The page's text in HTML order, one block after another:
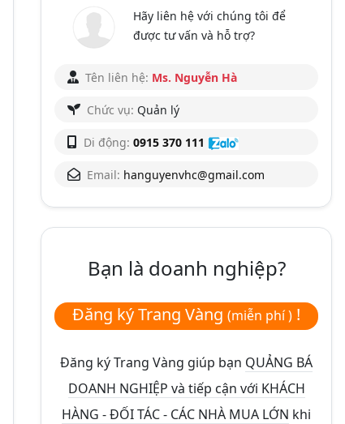
Hãy liên hệ với chúng tôi để
được tư vấn và hỗ trợ?
Tên liên hệ: Ms. Nguyễn Hà
Chức vụ: Quản lý
Di động: 0915 370 111
Email: hanguyenvhc@gmail.com
Bạn là doanh nghiệp?
Đăng ký Trang Vàng (miễn phí ) !
Đăng ký Trang Vàng giúp bạn QUẢNG BÁ
DOANH NGHIỆP và tiếp cận với KHÁCH
HÀNG - ĐỐI TÁC - CÁC NHÀ MUA LỚN khi